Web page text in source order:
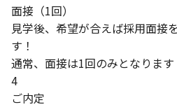
面接（1回）
見学後、希望が合えば採用面接
す！
通常、面接は1回のみとなります
4
ご内定